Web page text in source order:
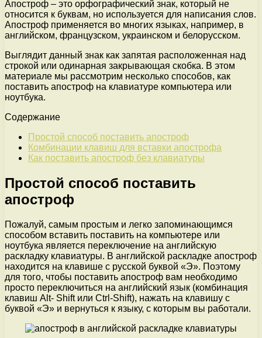
Апостроф – это орфографический знак, который не
относится к буквам, но используется для написания слов.
Апостроф применяется во многих языках, например, в
английском, французском, украинском и белорусском.
Выглядит данный знак как запятая расположенная над
строкой или одинарная закрывающая скобка. В этом
материале мы рассмотрим несколько способов, как
поставить апостроф на клавиатуре компьютера или
ноутбука.
Содержание
Простой способ поставить апостроф
Комбинации клавиш для вставки апострофа
Как поставить апостроф без клавиатуры
Простой способ поставить
апостроф
Пожалуй, самым простым и легко запоминающимся
способом вставить поставить на компьютере или
ноутбука является переключение на английскую
раскладку клавиатуры. В английской раскладке апостроф
находится на клавише с русской буквой «Э». Поэтому
для того, чтобы поставить апостроф вам необходимо
просто переключиться на английский язык (комбинация
клавиш Alt- Shift или Ctrl-Shift), нажать на клавишу с
буквой «Э» и вернуться к языку, с которым вы работали.